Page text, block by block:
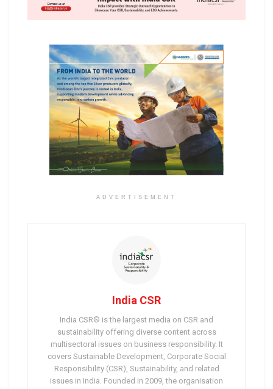
ADVERTISEMENT
India CSR
India CSR® is the largest media on CSR and
sustainability offering diverse content across
multisectoral issues on business responsibility. It
covers Sustainable Development, Corporate Social
Responsibility (CSR), Sustainability, and related
issues in India. Founded in 2009, the organisation